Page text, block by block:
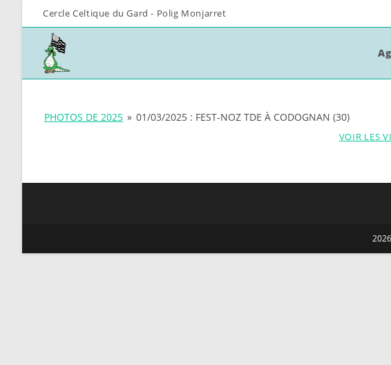
Cercle Celtique du Gard - Polig Monjarret
PHOTOS DE 2025 » 01/03/2025 : FEST-NOZ TDE À CODOGNAN (30)
VOIR LES